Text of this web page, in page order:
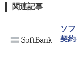
関連記事
ソ
契